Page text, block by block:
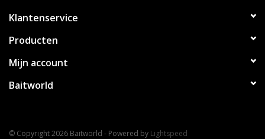
Klantenservice
Producten
Mijn account
Baitworld
© Copyright 2026 Baitworld - Powered by Lightspeed